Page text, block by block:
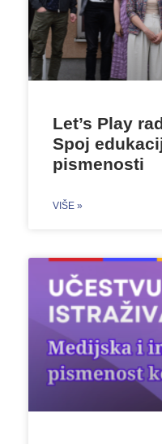
Let’s Play
Spoj
pismenosti
VIŠE »